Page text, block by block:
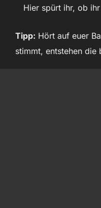
Hier spürt ihr, ob
Tipp: Hört auf euer
stimmt, entstehen die